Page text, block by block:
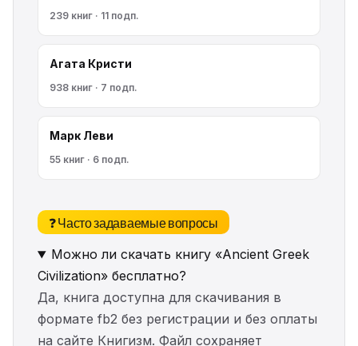
239 книг · 11 подп.
Агата Кристи
938 книг · 7 подп.
Марк Леви
55 книг · 6 подп.
❓ Часто задаваемые вопросы
Можно ли скачать книгу «Ancient Greek
Civilization» бесплатно?
Да, книга доступна для скачивания в
формате fb2 без регистрации и без оплаты
на сайте Книгизм. Файл сохраняет